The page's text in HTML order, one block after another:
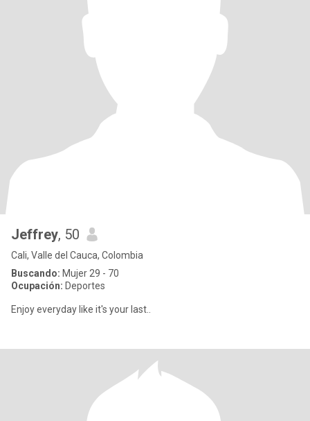
Jeffrey, 50
Cali, Valle del Cauca, Colombia
Buscando: Mujer 29 - 70
Ocupación: Deportes
Enjoy everyday like it's your last..